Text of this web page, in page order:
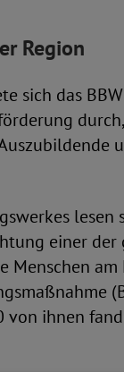
Region
sich das
einer der
Menschen
ihnen